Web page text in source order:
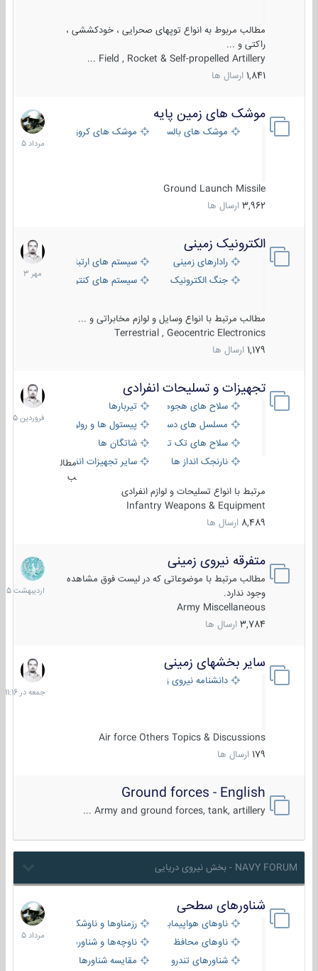
مطالب مربوط به انواع توپهای صحرایی ، خودکششی ،
راکتی و ...
Field , Rocket & Self-propelled Artillery ...
1,841 ارسال ها
موشک های زمین پایه
موشک های بالستیک موشک های کروز
Ground Launch Missile
3,962 ارسال ها
2
مرداد
1405
الکترونیک زمینی
رادارهای زمینی
سیستم های ارتباطی و جمع آوری
جنگ الکترونیک
سیستم های کنترل آتش و تجهیزات
مطالب مرتبط با انواع وسایل و لوازم مخابراتی و ...
Terrestrial , Geocentric Electronics
1,179 ارسال ها
1
مهر
1403
تجهیزات و تسلیحات انفرادی
سلاح های هجومی
تیربارها
مسلسل های دستی
پیستول ها و رولورها
سلاح های تک تیر اندازیشاتگان ها
نارنجک انداز ها
سایر تجهیزات انفرادی
مطال
ب
مرتبط با انواع تسلیحات و لوازم انفرادی
Infantry Weapons & Equipment
8,489 ارسال ها
17
فروردین
1405
متفرقه نیروی زمینی
مطالب مرتبط با موضوعاتی که در لیست فوق مشاهده
وجود ندارد.
Army Miscellaneous
3,784 ارسال ها
27
1405
سایر بخشهای زمینی
دانشنامه نیروی زمینی
Air force Others Topics & Discussions
179 ارسال ها
جمعه
در
11:16
Ground forces - English
Army and ground forces, tank, artillery ...
NAVY FORUM - بخش نیروی دریایی
شناورهای سطحی
ناوهای هواپیمابر و بالگرد بررزمناوها و ناوشکن‌ها
ناوهای محافظ
ناوچه‌ها و شناورهای گشتی
شناورهای تندرو
مقایسه شناورها
2
مرداد
1405